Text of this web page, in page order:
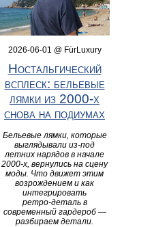
2026-06-01 @ FürLuxury
Ностальгический
всплеск: бельевые
лямки из 2000‑х
снова на подиумах
Бельевые лямки, которые
выглядывали из‑под
летних нарядов в начале
2000‑х, вернулись на сцену
моды. Что движет этим
возрождением и как
интегрировать
ретро‑деталь в
современный гардероб —
разбираем детали.